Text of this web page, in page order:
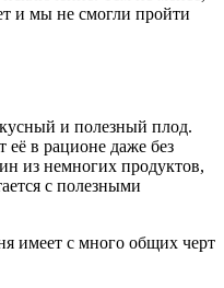
и мы не смогли пройти
и полезный плод.
её в рационе даже без
из немногих продуктов,
с полезными
имеет с много общих черт